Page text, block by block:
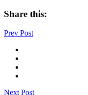
Share this:
Prev Post
Next Post